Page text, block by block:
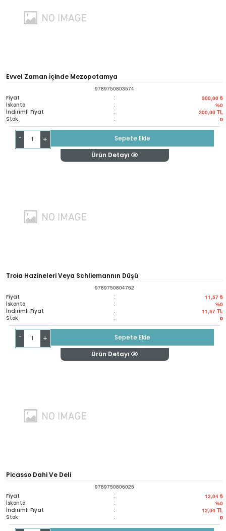
Evvel Zaman İçinde Mezopotamya
9789750803574
Fiyat : 200,00 ₺
İskonto : %0
İndirimli Fiyat : 200,00 TL
Stok : 0
- +
Sepete Ekle
Ürün Detayı
Troia Hazineleri Veya Schliemannın Düşü
9789750804762
Fiyat : 11,57 ₺
İskonto : %0
İndirimli Fiyat : 11,57 TL
Stok : 0
- +
Sepete Ekle
Ürün Detayı
Picasso Dahi Ve Deli
9789750806025
Fiyat : 12,04 ₺
İskonto : %0
İndirimli Fiyat : 12,04 TL
Stok : 0